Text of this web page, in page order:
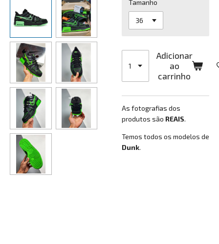
Tamanho
Adicionar
ao
carrinho
As fotografias dos
produtos são REAIS.
Temos todos os modelos de
Dunk.